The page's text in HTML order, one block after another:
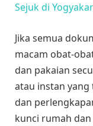
Sejuk di
Jika semua
macam obat-
dan pakaian
atau instan yang
dan
kunci rumah